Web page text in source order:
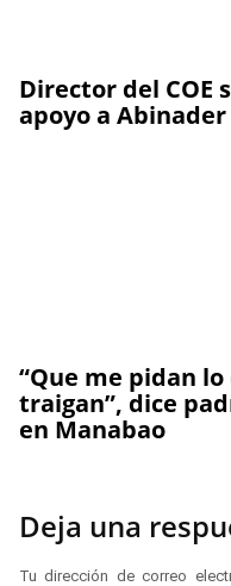
Director del COE
apoyo a Abinader
“Que me pidan
traigan”, dice
en Manabao
Deja una
Tu dirección de correo